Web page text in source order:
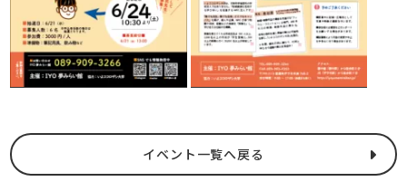
イベント一覧へ戻る